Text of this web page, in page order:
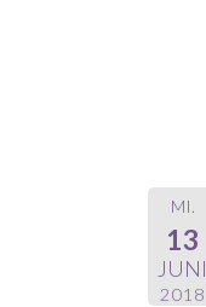
MI.
13
JUNI
2018